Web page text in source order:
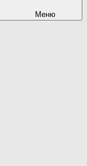
Меню